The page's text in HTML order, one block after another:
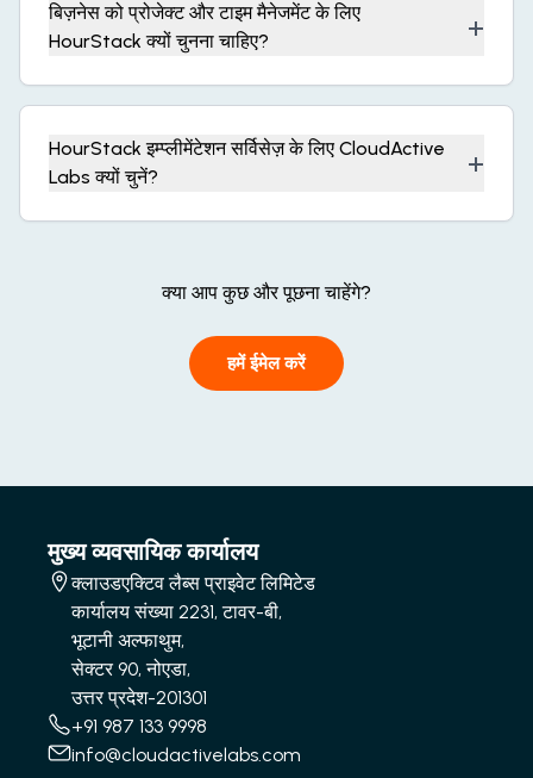
बिज़नेस को प्रोजेक्ट और टाइम मैनेजमेंट के लिए
HourStack क्यों चुनना चाहिए?
+
HourStack इम्प्लीमेंटेशन सर्विसेज़ के लिए CloudActive
Labs क्यों चुनें?
+
क्या आप कुछ और पूछना चाहेंगे?
हमें ईमेल करें
मुख्य व्यवसायिक कार्यालय
क्लाउडएक्टिव लैब्स प्राइवेट लिमिटेड
कार्यालय संख्या 2231, टावर-बी,
भूटानी अल्फाथुम,
सेक्टर 90, नोएडा,
उत्तर प्रदेश-201301
+91 987 133 9998
info@cloudactivelabs.com